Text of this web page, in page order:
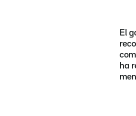
El
ha